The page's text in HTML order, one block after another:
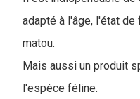
adapté à l'âge, l'état
matou.
Mais aussi un produit
l'espèce féline.